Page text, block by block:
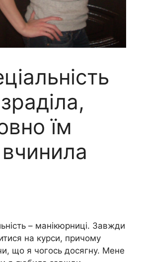
їм
– манікюрниці. Завжди
на курси, причому
що я чогось досягну. Мене